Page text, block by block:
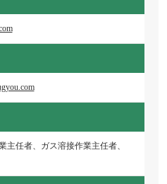
主任者、ガス溶接作業主任者、